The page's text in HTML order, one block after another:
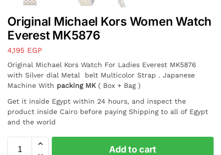
Original Michael Kors Women Watch
Everest MK5876
4,195 EGP
Original Michael Kors Watch For Ladies Everest MK5876
with Silver dial Metal belt Multicolor Strap . Japanese
Machine With packing MK ( Box + Bag )
Get it inside Egypt within 24 hours, and inspect the
product inside Cairo before paying Shipping to all of Egypt
and the world
Add to cart